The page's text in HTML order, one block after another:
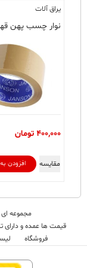
یراق آلات
نوار چسب پهن
400,000 تومان
افزودن مقایسه
مجموعه ای
قیمت ها عمده و دارای تخفیف پلکانی 5% 10%
فروشگاه